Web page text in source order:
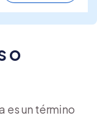
o
es un término